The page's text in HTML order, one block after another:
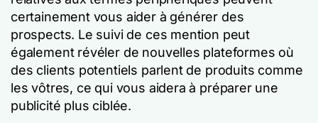
certainement vous aider à générer des
prospects. Le suivi de ces mention peut
également révéler de nouvelles plateformes où
des clients potentiels parlent de produits comme
les vôtres, ce qui vous aidera à préparer une
publicité plus ciblée.